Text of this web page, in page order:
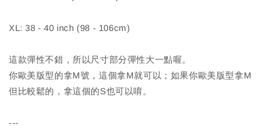
XL: 38 - 40 inch (98 - 106cm)
這款彈性不錯，所以尺寸部分彈性大一點喔。
你歐美版型的拿M號，這個拿M就可以；如果你歐美版型拿M
但比較鬆的，拿這個的S也可以唷。
---